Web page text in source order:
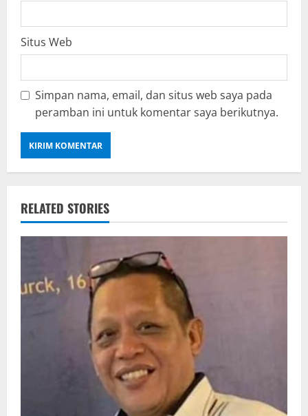
Situs Web
Simpan nama, email, dan situs web saya pada
peramban ini untuk komentar saya berikutnya.
RELATED STORIES